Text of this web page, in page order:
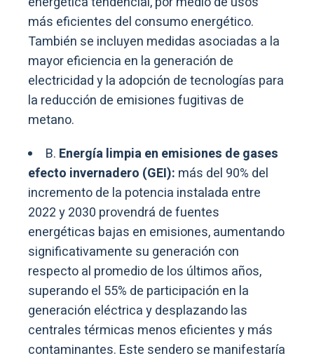
más eficientes del consumo energético.
También se incluyen medidas asociadas a la
mayor eficiencia en la generación de
electricidad y la adopción de tecnologías para
la reducción de emisiones fugitivas de
metano.
B. Energía limpia en emisiones de gases
efecto invernadero (GEI): más del 90% del
incremento de la potencia instalada entre
2022 y 2030 provendrá de fuentes
energéticas bajas en emisiones, aumentando
significativamente su generación con
respecto al promedio de los últimos años,
superando el 55% de participación en la
generación eléctrica y desplazando las
centrales térmicas menos eficientes y más
contaminantes. Este sendero se manifestaría